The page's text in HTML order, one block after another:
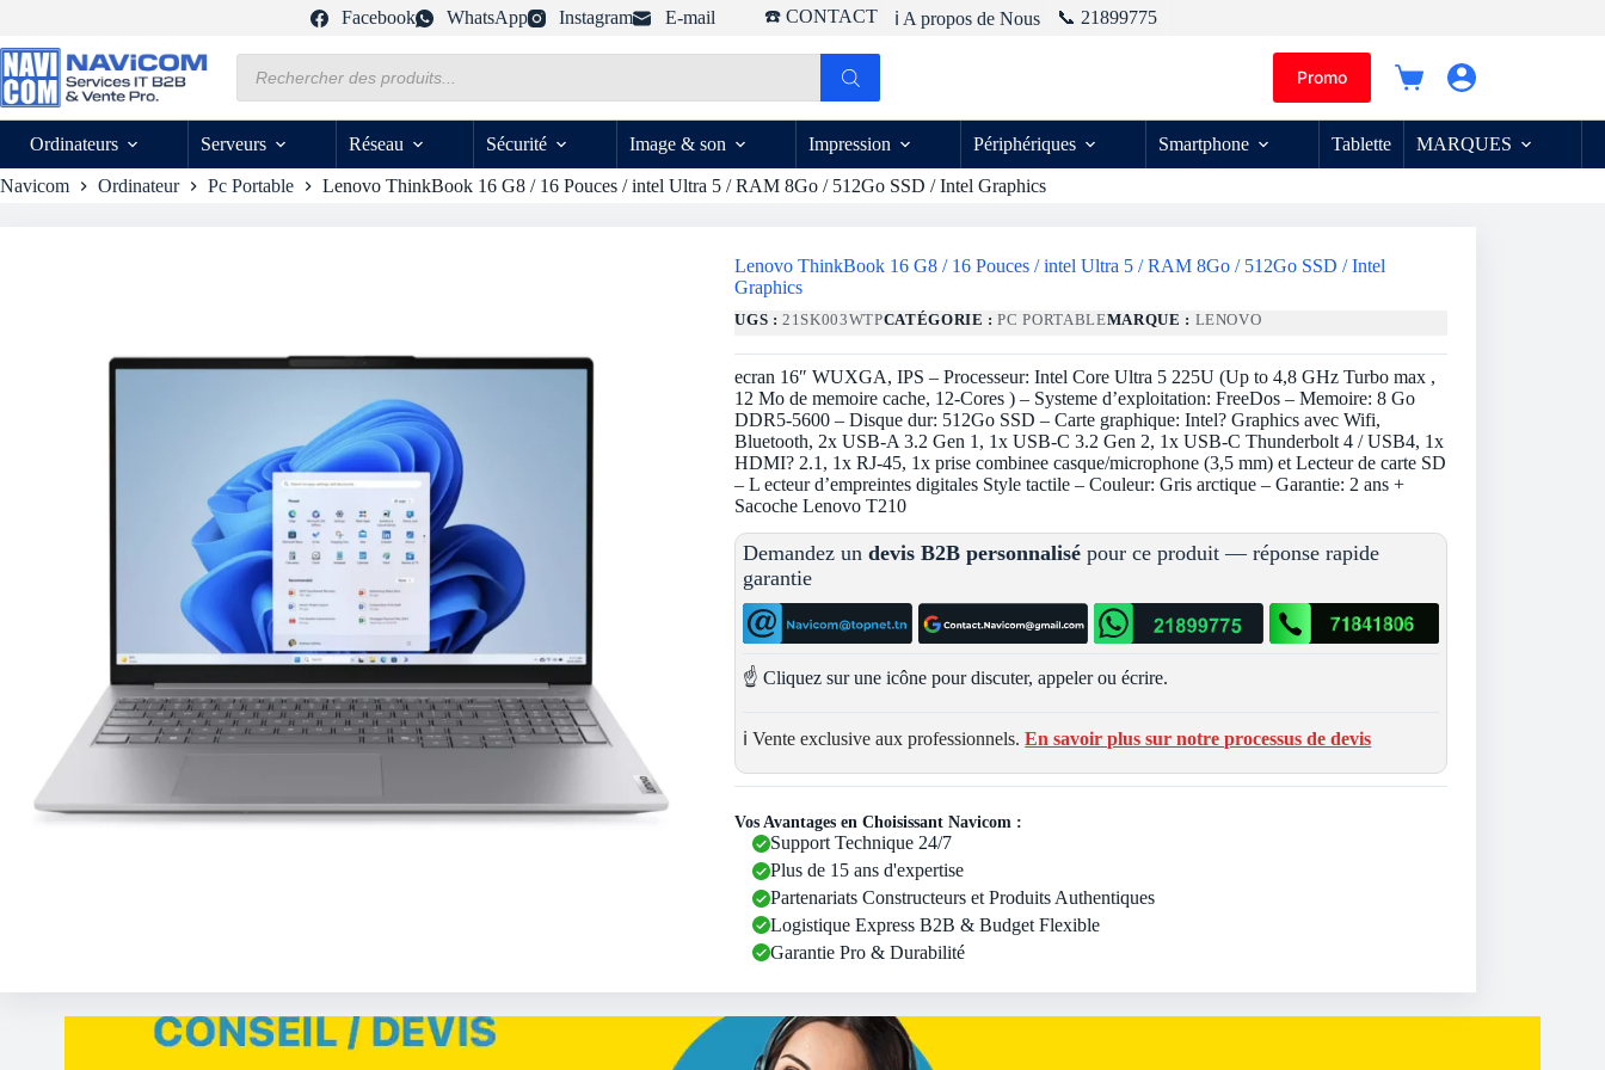
contenu
Facebook WhatsApp Instagram E-mail ☎️ CONTACT ℹ️ A propos de Nous 📞 21899775
produits
Promo
Panier
Ordinateurs
Serveurs Réseau Sécurité Image & son Impression Périphériques Smartphone Tablette MARQUES
Navicom Ordinateur Pc Portable Lenovo ThinkBook 16 G8 / 16 Pouces / intel Ultra 5 / RAM 8Go / 512Go SSD / Intel Graphics
Lenovo ThinkBook 16 G8 / 16 Pouces / intel Ultra 5 / RAM 8Go / 512Go SSD / Intel
Graphics
UGS :21SK003WTPCATÉGORIE :PC PORTABLEMARQUE : LENOVO
ecran 16″ WUXGA, IPS – Processeur: Intel Core Ultra 5 225U (Up to 4,8 GHz Turbo max ,
12 Mo de memoire cache, 12-Cores ) – Systeme d’exploitation: FreeDos – Memoire: 8 Go
DDR5-5600 – Disque dur: 512Go SSD – Carte graphique: Intel? Graphics avec Wifi,
Bluetooth, 2x USB-A 3.2 Gen 1, 1x USB-C 3.2 Gen 2, 1x USB-C Thunderbolt 4 / USB4, 1x
HDMI? 2.1, 1x RJ-45, 1x prise combinee casque/microphone (3,5 mm) et Lecteur de carte SD
– L ecteur d’empreintes digitales Style tactile – Couleur: Gris arctique – Garantie: 2 ans +
Sacoche Lenovo T210
Demandez undevis B2B personnalisé pour ce produit — réponse rapide
garantie
☝️ Cliquez sur une icône pour discuter, appeler ou écrire.
ℹ️ Vente exclusive aux professionnels.En savoir plus sur notre processus de devis
Vos Avantages en Choisissant Navicom :
Support Technique 24/7
Plus de 15 ans d'expertise
Partenariats Constructeurs et Produits Authentiques
Logistique Express B2B & Budget Flexible
Garantie Pro & Durabilité